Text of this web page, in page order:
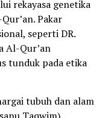
rekayasa genetika
Pakar
seperti DR.
Al-Qur’an
tunduk pada etika
tubuh dan alam